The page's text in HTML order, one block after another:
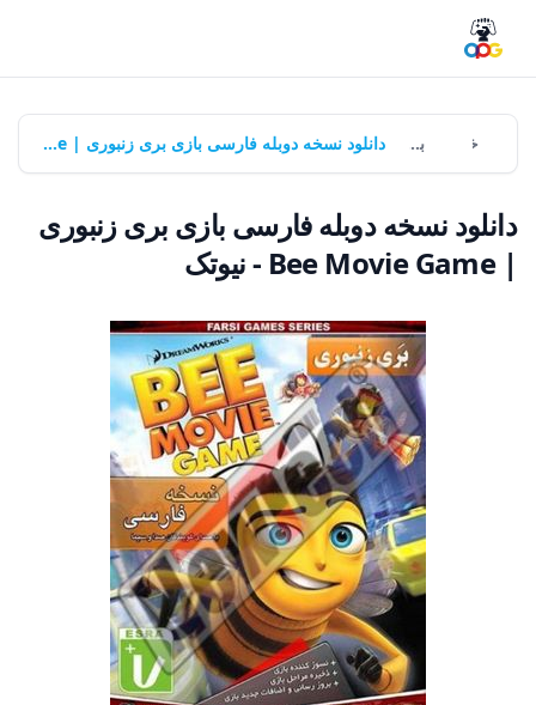
بازی‌ها دانلود نسخه دوبله فارسی بازی بری زنبوری | Bee Movie Game - نیوتک
دانلود نسخه دوبله فارسی بازی بری زنبوری
| Bee Movie Game - نیوتک